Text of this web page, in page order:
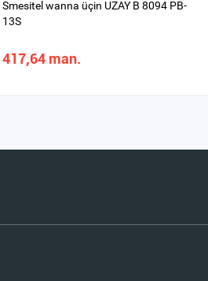
Smesitel wanna üçin UZAY B 8094 PB-
13S
417,64 man.